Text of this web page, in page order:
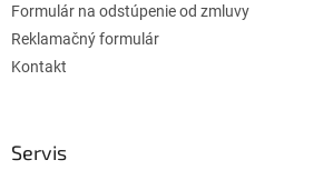
Formulár na odstúpenie od zmluvy
Reklamačný formulár
Kontakt
Servis